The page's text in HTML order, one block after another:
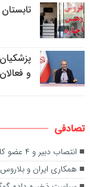
و
تصادفی
انتصاب دبیر و ۴ عضو کارگروه نظام پرداخت مبتنی بر عملکرد
همکاری‌ ایران و